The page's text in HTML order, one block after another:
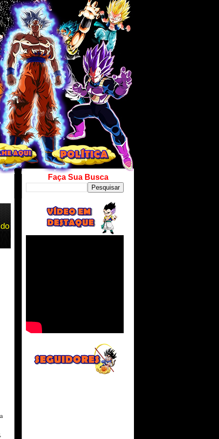
Faça Sua Busca